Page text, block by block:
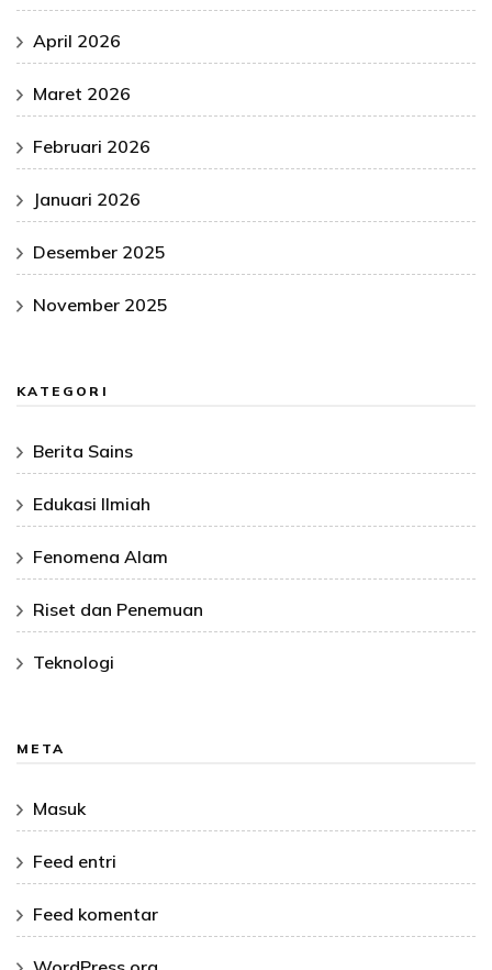
April 2026
Maret 2026
Februari 2026
Januari 2026
Desember 2025
November 2025
KATEGORI
Berita Sains
Edukasi Ilmiah
Fenomena Alam
Riset dan Penemuan
Teknologi
META
Masuk
Feed entri
Feed komentar